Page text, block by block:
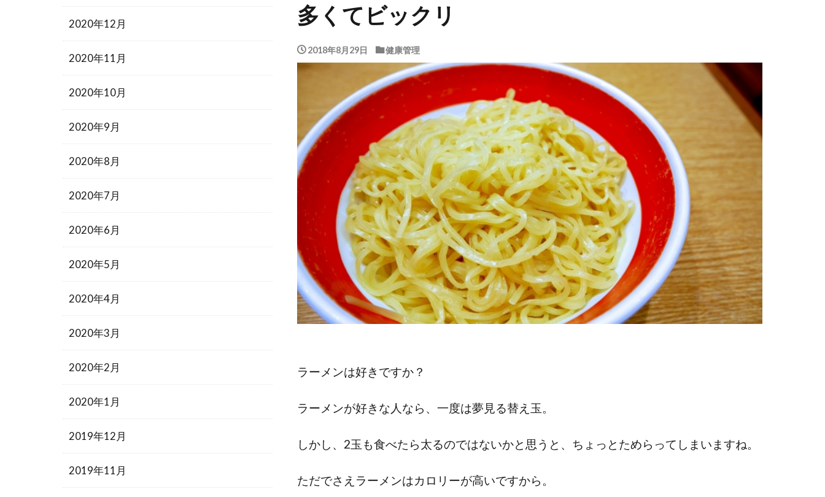
多くてビックリ
2018年8月29日 健康管理
ラーメンは好きですか？
ラーメンが好きな人なら、一度は夢見る替え玉。
しかし、2玉も食べたら太るのではないかと思うと、ちょっとためらってしまいますね。
ただでさえラーメンはカロリーが高いですから。
2020年12月
2020年11月
2020年10月
2020年9月
2020年8月
2020年7月
2020年6月
2020年5月
2020年4月
2020年3月
2020年2月
2020年1月
2019年12月
2019年11月